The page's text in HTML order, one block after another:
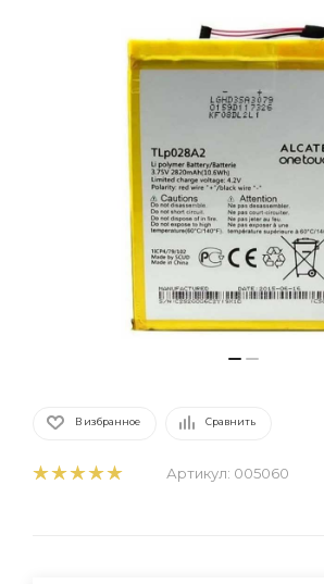
В избранное Сравнить
Артикул: 005060